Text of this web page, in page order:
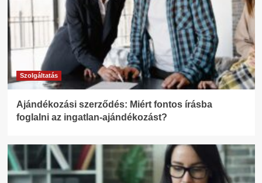
Szolgáltatás
Ajándékozási szerződés: Miért fontos írásba
foglalni az ingatlan-ajándékozást?